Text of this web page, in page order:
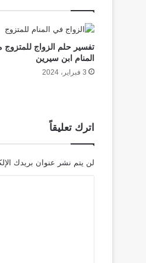
تفسير حلم الزواج للمتزوج
المنام ابن سيرين
3 فبراير، 2024
اترك تعليقاً
لن يتم نشر عنوان بريدك